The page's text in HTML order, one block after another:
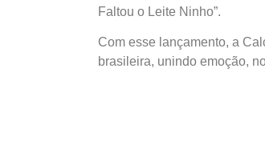
Faltou o Leite Ninho”.
Com esse lançamento, a
brasileira, unindo emoção,